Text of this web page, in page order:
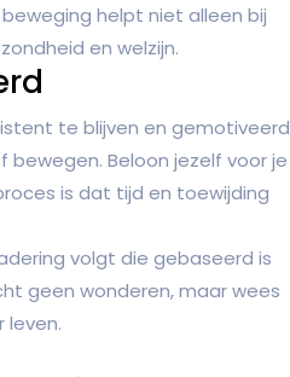
helpt niet alleen bij
en welzijn.
te blijven en gemotiveerd
Beloon jezelf voor je
is dat tijd en toewijding
volgt die gebaseerd is
geen wonderen, maar wees
leven.